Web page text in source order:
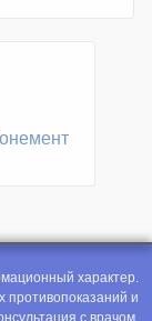
характер.
противопоказаний и